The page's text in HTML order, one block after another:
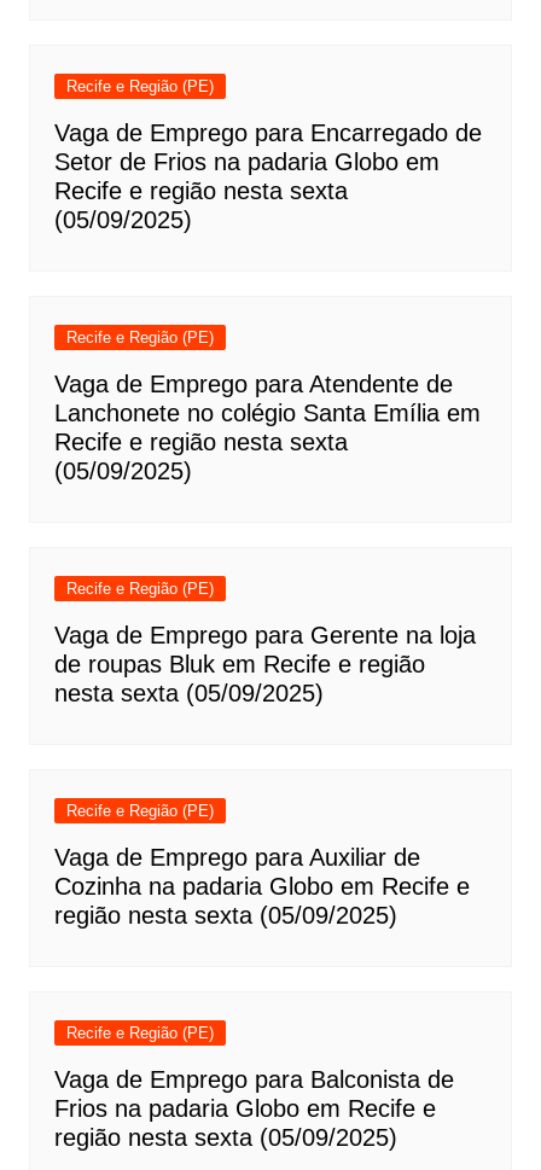
Recife e Região (PE)
Vaga de Emprego para Encarregado de
Setor de Frios na padaria Globo em
Recife e região nesta sexta
(05/09/2025)
Recife e Região (PE)
Vaga de Emprego para Atendente de
Lanchonete no colégio Santa Emília em
Recife e região nesta sexta
(05/09/2025)
Recife e Região (PE)
Vaga de Emprego para Gerente na loja
de roupas Bluk em Recife e região
nesta sexta (05/09/2025)
Recife e Região (PE)
Vaga de Emprego para Auxiliar de
Cozinha na padaria Globo em Recife e
região nesta sexta (05/09/2025)
Recife e Região (PE)
Vaga de Emprego para Balconista de
Frios na padaria Globo em Recife e
região nesta sexta (05/09/2025)